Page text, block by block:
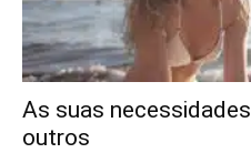
As suas
outros